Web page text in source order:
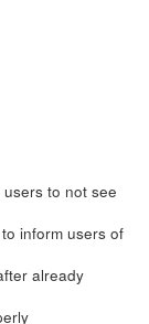
to not see
inform users of
already